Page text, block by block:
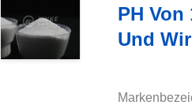
PH Von
Und